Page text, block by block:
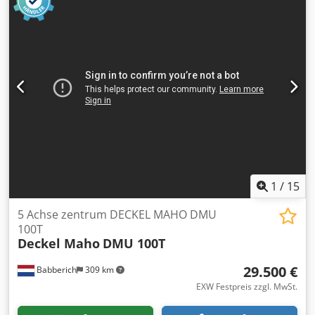
Abmessungen: 1150/520/H950 mm -Gewicht ohne Batterie:
66 kg
1 / 15
Babberich 309 km
5 Achse zentrum DECKEL MAHO DMU
100T
Deckel Maho DMU 100T
29.500 €
EXW Festpreis zzgl. MwSt.